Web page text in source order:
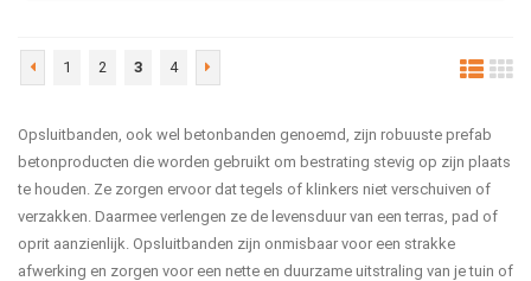
1 2 3 4
Opsluitbanden, ook wel betonbanden genoemd, zijn robuuste prefab
betonproducten die worden gebruikt om bestrating stevig op zijn plaats
te houden. Ze zorgen ervoor dat tegels of klinkers niet verschuiven of
verzakken. Daarmee verlengen ze de levensduur van een terras, pad of
oprit aanzienlijk. Opsluitbanden zijn onmisbaar voor een strakke
afwerking en zorgen voor een nette en duurzame uitstraling van je tuin of